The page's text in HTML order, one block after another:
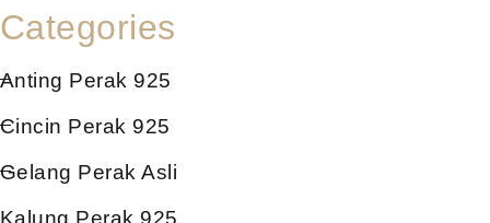
Categories
Anting Perak 925
Cincin Perak 925
Gelang Perak Asli
Kalung Perak 925